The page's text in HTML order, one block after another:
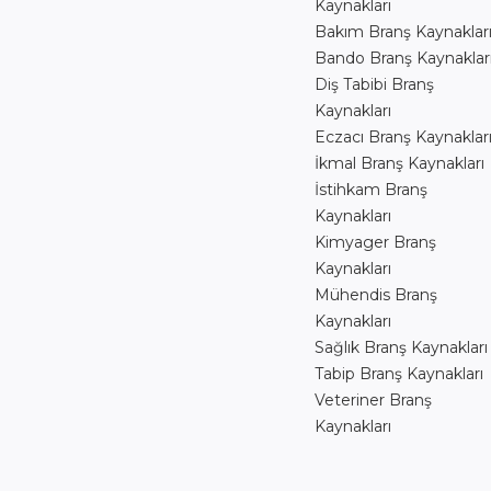
Kaynakları
Bakım Branş Kaynakları
Bando Branş Kaynakları
Diş Tabibi Branş
Kaynakları
Eczacı Branş Kaynakları
İkmal Branş Kaynakları
İstihkam Branş
Kaynakları
Kimyager Branş
Kaynakları
Mühendis Branş
Kaynakları
Sağlık Branş Kaynakları
Tabip Branş Kaynakları
Veteriner Branş
Kaynakları